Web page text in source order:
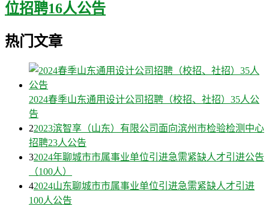
位招聘16人公告
热门文章
2024春季山东通用设计公司招聘（校招、社招）35人公
告
22023滨智享（山东）有限公司面向滨州市检验检测中心
招聘23人公告
32024年聊城市市属事业单位引进急需紧缺人才引进公告
（100人）
42024山东聊城市市属事业单位引进急需紧缺人才引进
100人公告